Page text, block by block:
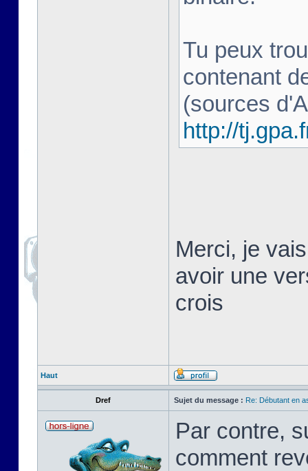
Tu peux
contenant
(sources
http://
Merci, je
avoir une
crois
Haut
Dref Sujet du message : Re: Débutant en
Par contre,
comment